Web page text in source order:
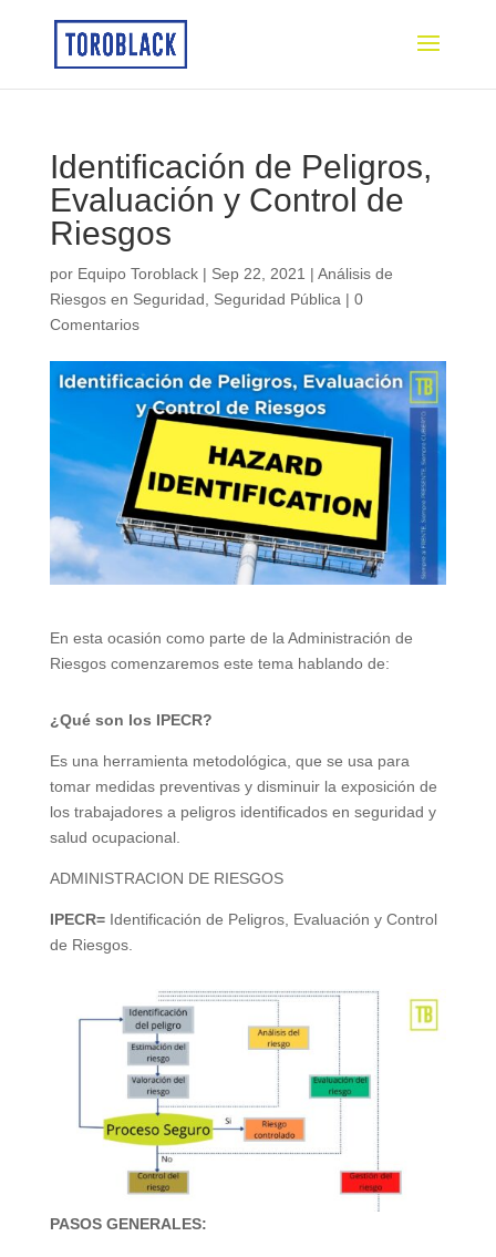
Identificación de Peligros,
Evaluación y Control de
Riesgos
por Equipo Toroblack| Sep 22, 2021 | Análisis de
Riesgos en Seguridad
Seguridad Pública | 0
Comentarios
En esta ocasión como parte de la Administración de
Riesgos comenzaremos este tema hablando de:
¿Qué son los IPECR?
Es una herramienta metodológica, que se usa para
tomar medidas preventivas y disminuir la exposición de
los trabajadores a peligros identificados en seguridad y
salud ocupacional.
ADMINISTRACION DE RIESGOS
IPECR=Identificación de Peligros, Evaluación y Control
de Riesgos.
PASOS GENERALES: